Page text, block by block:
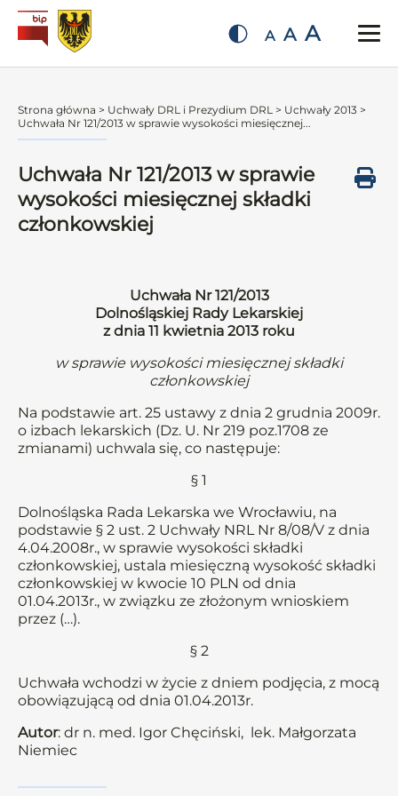
A A A
Strona główna > Uchwały DRL i Prezydium DRL > Uchwały 2013 >
Uchwała Nr 121/2013 w sprawie wysokości miesięcznej...
Uchwała Nr 121/2013 w sprawie
wysokości miesięcznej składki
członkowskiej
Uchwała Nr 121/2013
Dolnośląskiej Rady Lekarskiej
z dnia 11 kwietnia 2013 roku
w sprawie wysokości miesięcznej składki
członkowskiej
Na podstawie art. 25 ustawy z dnia 2 grudnia 2009r.
o izbach lekarskich (Dz. U. Nr 219 poz.1708 ze
zmianami) uchwala się, co następuje:
§ 1
Dolnośląska Rada Lekarska we Wrocławiu, na
podstawie § 2 ust. 2 Uchwały NRL Nr 8/08/V z dnia
4.04.2008r., w sprawie wysokości składki
członkowskiej, ustala miesięczną wysokość składki
członkowskiej w kwocie 10 PLN od dnia
01.04.2013r., w związku ze złożonym wnioskiem
przez (…).
§ 2
Uchwała wchodzi w życie z dniem podjęcia, z mocą
obowiązującą od dnia 01.04.2013r.
Autor: dr n. med. Igor Chęciński, lek. Małgorzata
Niemiec